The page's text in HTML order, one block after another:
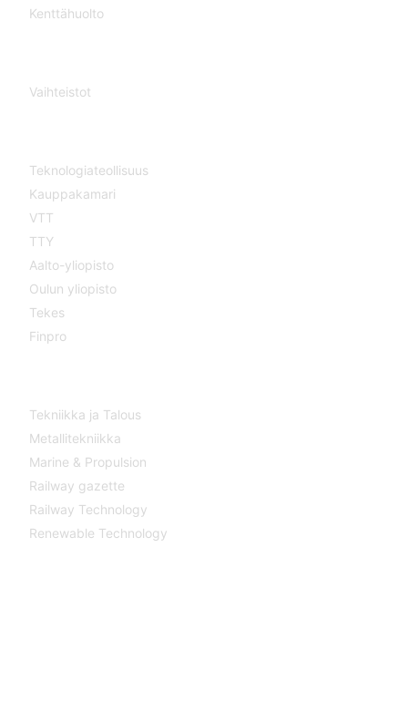
Kenttähuolto
Vaihteistot
Teknologiateollisuus
Kauppakamari
VTT
TTY
Aalto-yliopisto
Oulun yliopisto
Tekes
Finpro
Tekniikka ja Talous
Metallitekniikka
Marine & Propulsion
Railway gazette
Railway Technology
Renewable Technology